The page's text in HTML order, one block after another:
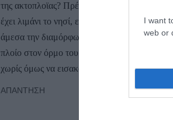
I want
web or
της ακτοπλοϊας? Πρέπει να γίνει ατύχημα για
έχει λιμάνι το νησί, ενώ ούτε μαρίνα δεν θα
άμεσα την διαμόρφωση του χώρου, ώστε να
πλοίο στον όρμο του Γαυρίου. Το έχουμε
χωρίς όμως να εισακούγεται η γνώμη μας.
ΑΠΆΝΤΗΣΗ